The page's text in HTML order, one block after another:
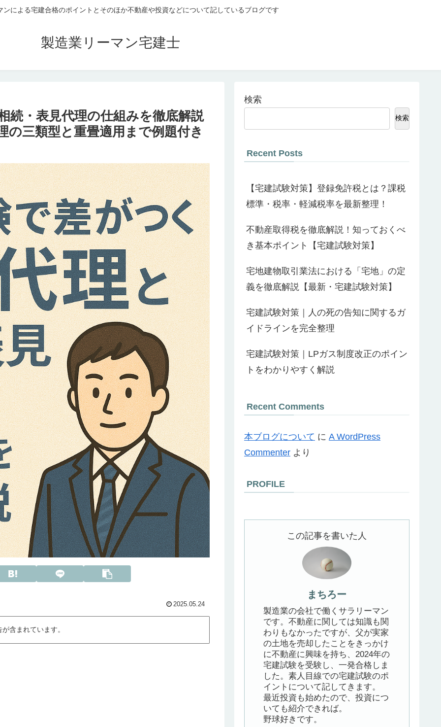
ンによる宅建合格のポイントとそのほか不動産や投資などについて記しているブログです
製造業リーマン宅建士
続・表見代理の仕組みを徹底解説
の三類型と重畳適用まで例題付き
2025.05.24
含まれています。
検索
検索
Recent Posts
【宅建試験対策】登録免許税とは？課税
標準・税率・軽減税率を最新整理！
不動産取得税を徹底解説！知っておくべ
き基本ポイント【宅建試験対策】
宅地建物取引業法における「宅地」の定
義を徹底解説【最新・宅建試験対策】
宅建試験対策｜人の死の告知に関するガ
イドラインを完全整理
宅建試験対策｜LPガス制度改正のポイン
トをわかりやすく解説
Recent Comments
本ブログについて に A WordPress
Commenter より
PROFILE
この記事を書いた人
まちろー
製造業の会社で働くサラリーマン
です。不動産に関しては知識も関
わりもなかったですが、父が実家
の土地を売却したことをきっかけ
に不動産に興味を持ち、2024年の
宅建試験を受験し、一発合格しま
した。素人目線での宅建試験のポ
イントについて記してきます。
最近投資も始めたので、投資につ
いても紹介できれば。
野球好きです。